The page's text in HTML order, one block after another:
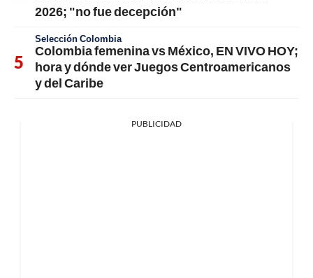
2026; "no fue decepción"
Selección Colombia
Colombia femenina vs México, EN VIVO HOY;
hora y dónde ver Juegos Centroamericanos
y del Caribe
PUBLICIDAD